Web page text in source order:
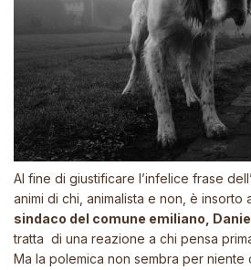
Al fine di giustificare l’infelice frase
animi di chi, animalista e non, è insorto
sindaco del comune emiliano,
tratta di una reazione a chi pensa
Ma la polemica non sembra per niente